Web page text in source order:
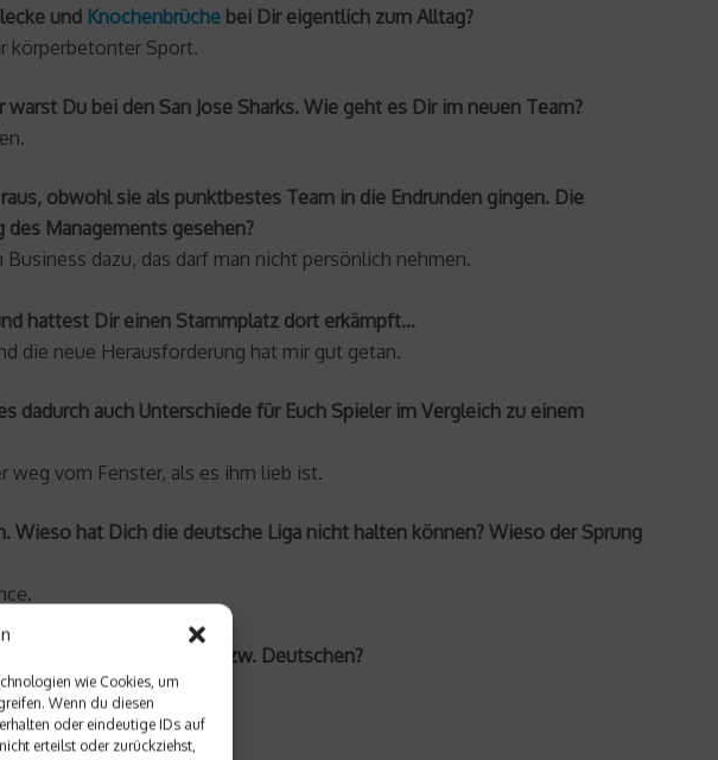
wie Cookies, um
Wenn du diesen
oder eindeutige IDs auf
erteilst oder zurückziehst,
und Knochenbrüche bei Dir eigentlich zum Alltag?
körperbetonter Sport.
Du bei den San Jose Sharks. Wie geht es Dir im neuen Team?
obwohl sie als punktbestes Team in die Endrunden gingen. Die
Managements gesehen?
dazu, das darf man nicht persönlich nehmen.
hattest Dir einen Stammplatz dort erkämpft…
die neue Herausforderung hat mir gut getan.
auch Unterschiede für Euch Spieler im Vergleich zu einem
weg vom Fenster, als es ihm lieb ist.
hat Dich die deutsche Liga nicht halten können? Wieso der Sprung
und Europäischen bzw. Deutschen?